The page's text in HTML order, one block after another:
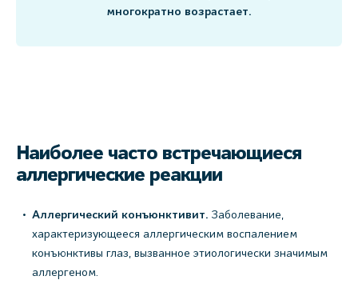
многократно возрастает.
Наиболее часто встречающиеся
аллергические реакции
Аллергический конъюнктивит. Заболевание,
характеризующееся аллергическим воспалением
конъюнктивы глаз, вызванное этиологически значимым
аллергеном.